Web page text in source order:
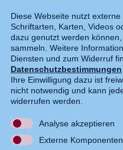
Datenschutz
Shop
Widerruf
Kontakt
DE EN
Diese Webseite nutzt
Schriftarten, Karten, Videos
dazu genutzt werden
sammeln. Weitere
Diensten und zum Widerruf
Datenschutzbestimmungen.
Ihre Einwilligung dazu ist
nicht notwendig und kann
widerrufen werden.
Analyse akzeptieren
Externe